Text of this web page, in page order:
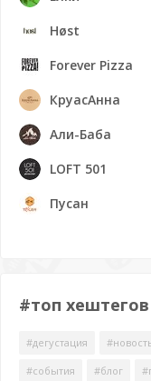
Høst
Forever Pizza
КруасАнна
Али-Баба
LOFT 501
Пусан
#топ хештегов
#дегустация
#события #блог